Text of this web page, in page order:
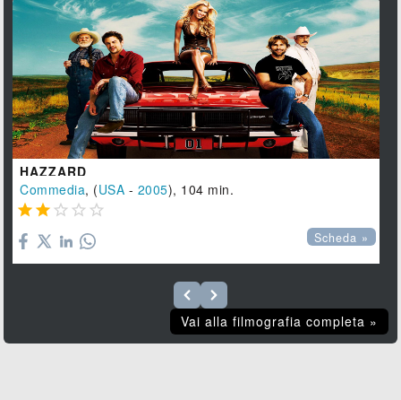
HAZZARD
Commedia, (USA - 2005), 104 min.
    
Scheda »
Vai alla filmografia completa »